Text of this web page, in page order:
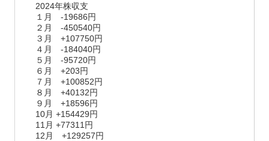
2024年株収支
１月 -19686円
２月 -450540円
３月 +107750円
４月 -184040円
５月 -95720円
６月 +203円
７月 +100852円
８月 +40132円
９月 +18596円
10月 +154429円
11月 +77311円
12月 +129257円